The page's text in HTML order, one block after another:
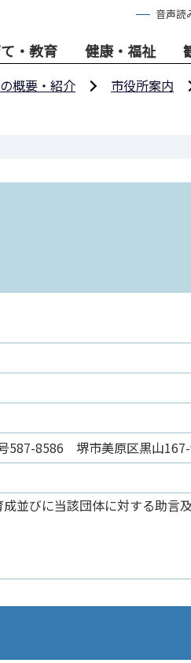
音声読
・教育 健康・福祉
概要・紹介 市役所案内
587-8586 堺市美原区黒山167-
並びに当該団体に対する助言